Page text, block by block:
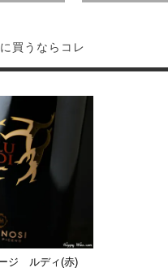
買うならコレ
ジ ルディ(赤)